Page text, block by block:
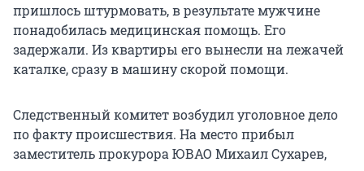
пришлось штурмовать, в результате мужчине
понадобилась медицинская помощь. Его
задержали. Из квартиры его вынесли на лежачей
каталке, сразу в машину скорой помощи.
Следственный комитет возбудил уголовное дело
по факту происшествия. На место прибыл
заместитель прокурора ЮВАО Михаил Сухарев,